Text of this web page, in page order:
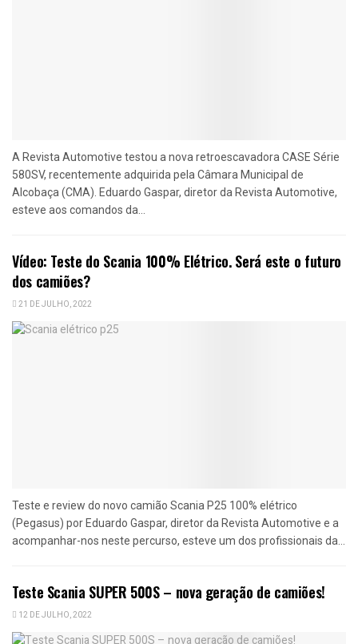
A Revista Automotive testou a nova retroescavadora CASE Série
580SV, recentemente adquirida pela Câmara Municipal de
Alcobaça (CMA). Eduardo Gaspar, diretor da Revista Automotive,
esteve aos comandos da...
Vídeo: Teste do Scania 100% Elétrico. Será este o futuro
dos camiões?
21 DE JULHO, 2022
Teste e review do novo camião Scania P25 100% elétrico
(Pegasus) por Eduardo Gaspar, diretor da Revista Automotive e a
acompanhar-nos neste percurso, esteve um dos profissionais da...
Teste Scania SUPER 500S – nova geração de camiões!
12 DE JULHO, 2022